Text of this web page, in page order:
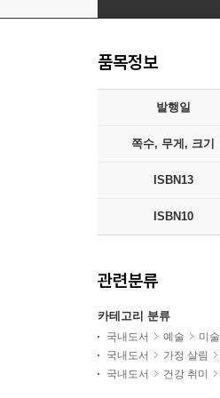
품목정보
발행일
쪽수, 무게, 크기
ISBN13
ISBN10
관련분류
카테고리 분류
국내도서 예술 미술
국내도서
가정 살림
국내도서
건강 취미